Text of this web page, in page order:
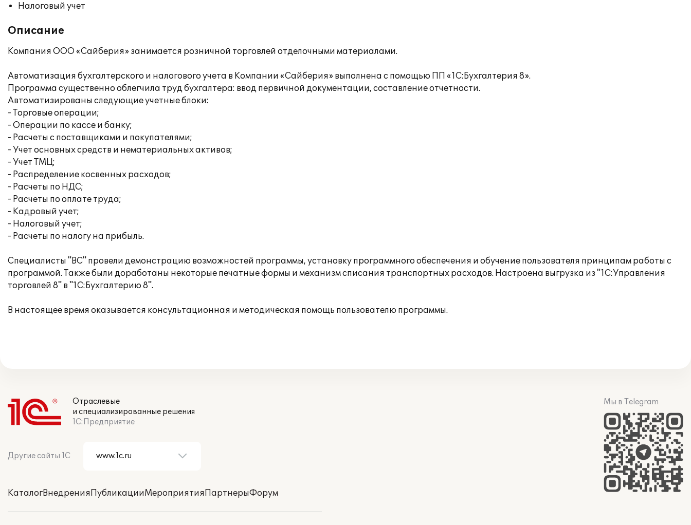
Налоговый учет
Описание
Компания ООО «Сайберия» занимается розничной торговлей отделочными материалами.
Автоматизация бухгалтерского и налогового учета в Компании «Сайберия» выполнена с помощью ПП «1С:Бухгалтерия 8».
Программа существенно облегчила труд бухгалтера: ввод первичной документации, составление отчетности.
Автоматизированы следующие учетные блоки:
- Торговые операции;
- Операции по кассе и банку;
- Расчеты с поставщиками и покупателями;
- Учет основных средств и нематериальных активов;
- Учет ТМЦ;
- Распределение косвенных расходов;
- Расчеты по НДС;
- Расчеты по оплате труда;
- Кадровый учет;
- Налоговый учет;
- Расчеты по налогу на прибыль.
Специалисты "ВС" провели демонстрацию возможностей программы, установку программного обеспечения и обучение пользователя принципам работы с
программой. Также были доработаны некоторые печатные формы и механизм списания транспортных расходов. Настроена выгрузка из "1С:Управления
торговлей 8" в "1С:Бухгалтерию 8".
В настоящее время оказывается консультационная и методическая помощь пользователю программы.
Отраслевые
и специализированные решения
1С:Предприятие
Другие сайты 1С
КаталогВнедренияПубликацииМероприятияПартнерыФорум
Мы в Telegram